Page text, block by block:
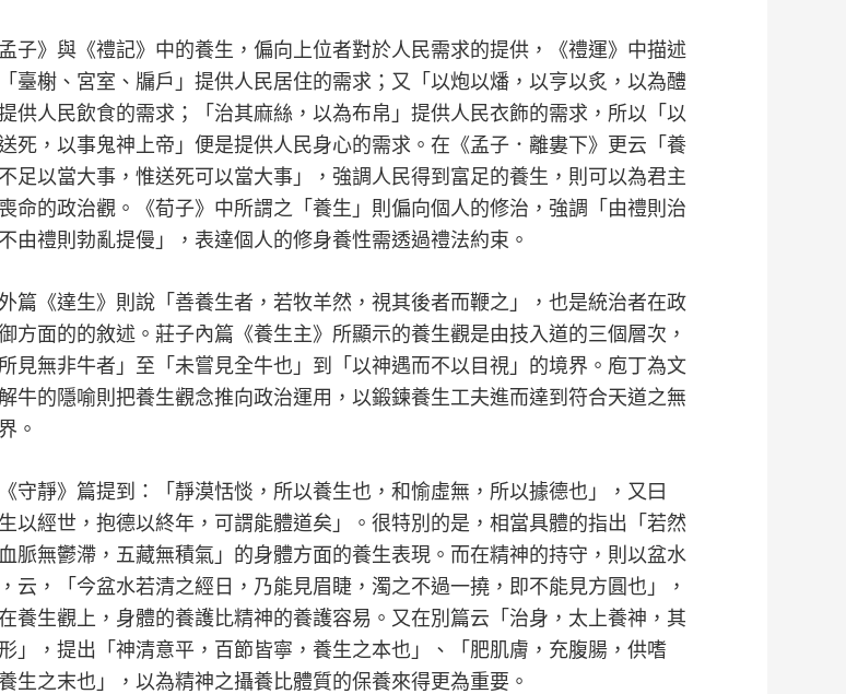
子》與《禮記》中的養生，偏向上位者對於人民需求的提供，《禮運》中描述
臺榭、宮室、牖戶」提供人民居住的需求；又「以炮以燔，以亨以炙，以為醴
供人民飲食的需求；「治其麻絲，以為布帛」提供人民衣飾的需求，所以「以
死，以事鬼神上帝」便是提供人民身心的需求。在《孟子．離婁下》更云「養
足以當大事，惟送死可以當大事」，強調人民得到富足的養生，則可以為君主
命的政治觀。《荀子》中所謂之「養生」則偏向個人的修治，強調「由禮則治
由禮則勃亂提僈」，表達個人的修身養性需透過禮法約束。
篇《達生》則說「善養生者，若牧羊然，視其後者而鞭之」，也是統治者在政
方面的的敘述。莊子內篇《養生主》所顯示的養生觀是由技入道的三個層次，
見無非牛者」至「未嘗見全牛也」到「以神遇而不以目視」的境界。庖丁為文
牛的隱喻則把養生觀念推向政治運用，以鍛鍊養生工夫進而達到符合天道之無
。
守靜》篇提到：「靜漠恬惔，所以養生也，和愉虛無，所以據德也」，又曰
生以經世，抱德以終年，可謂能體道矣」。很特別的是，相當具體的指出「若然
脈無鬱滯，五藏無積氣」的身體方面的養生表現。而在精神的持守，則以盆水
云，「今盆水若清之經日，乃能見眉睫，濁之不過一撓，即不能見方圓也」，
養生觀上，身體的養護比精神的養護容易。又在別篇云「治身，太上養神，其
」，提出「神清意平，百節皆寧，養生之本也」、「肥肌膚，充腹腸，供嗜
生之末也」，以為精神之攝養比體質的保養來得更為重要。